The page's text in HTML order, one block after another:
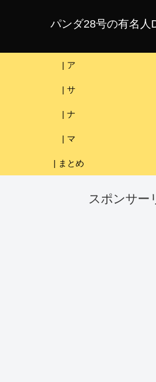
パンダ28号の有名人
| ア
| サ
| ナ
| マ
| まとめ
スポンサー